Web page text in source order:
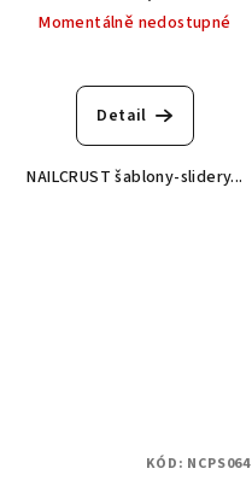
Momentálně nedostupné
Detail
NAILCRUST šablony-slidery...
KÓD: NCPS064